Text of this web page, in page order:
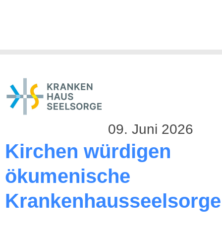
09. Juni 2026
Kirchen würdigen
ökumenische
Krankenhausseelsorge